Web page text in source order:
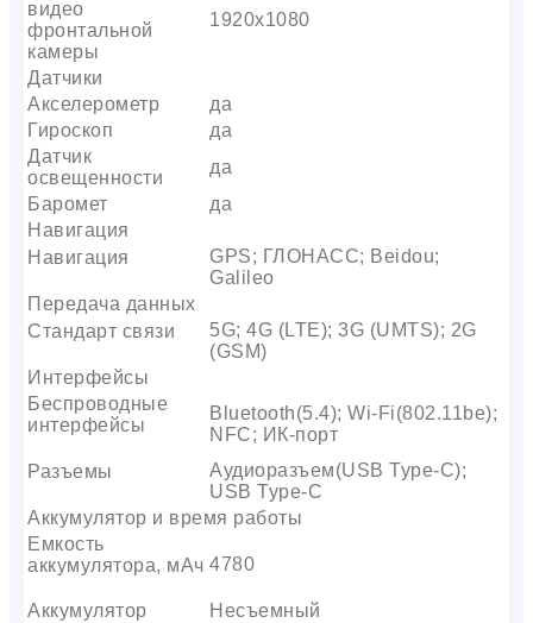
видео
фронтальной
камеры
1920х1080
Датчики
Акселерометр
да
Гироскоп
да
Датчик
освещенности
да
Баромет
да
Навигация
Навигация
GPS; ГЛОНАСС; Beidou;
Galileo
Передача данных
Стандарт связи
5G; 4G (LTE); 3G (UMTS); 2G
(GSM)
Интерфейсы
Беспроводные
интерфейсы
Bluetooth(5.4); Wi-Fi(802.11be);
NFC; ИК-порт
Разъемы
Аудиоразъем(USB Type-C);
USB Type-C
Аккумулятор и время работы
Емкость
аккумулятора, мАч 4780
Аккумулятор
Несъемный